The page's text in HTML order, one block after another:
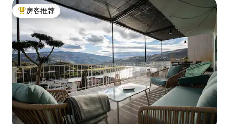
热门「房客推荐」
房客推荐